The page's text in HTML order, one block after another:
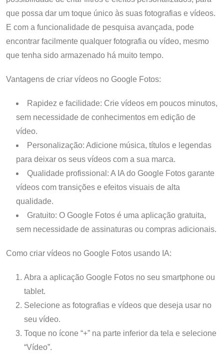
que possa dar um toque único às suas fotografias e vídeos.
E com a funcionalidade de pesquisa avançada, pode
encontrar facilmente qualquer fotografia ou vídeo, mesmo
que tenha sido armazenado há muito tempo.
Vantagens de criar vídeos no Google Fotos:
Rapidez e facilidade: Crie vídeos em poucos minutos,
sem necessidade de conhecimentos em edição de
vídeo.
Personalização: Adicione música, títulos e legendas
para deixar os seus vídeos com a sua marca.
Qualidade profissional: A IA do Google Fotos garante
vídeos com transições e efeitos visuais de alta
qualidade.
Gratuito: O Google Fotos é uma aplicação gratuita,
sem necessidade de assinaturas ou compras adicionais.
Como criar vídeos no Google Fotos usando IA:
Abra a aplicação Google Fotos no seu smartphone ou
tablet.
Selecione as fotografias e vídeos que deseja usar no
seu vídeo.
Toque no ícone “+” na parte inferior da tela e selecione
“Vídeo”.